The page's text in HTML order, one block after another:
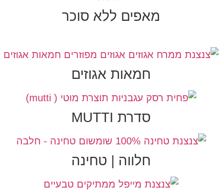
מאפים ללא סוכר
חמאות אגוזים
סדרת MUTTI
חלווה | טחינה